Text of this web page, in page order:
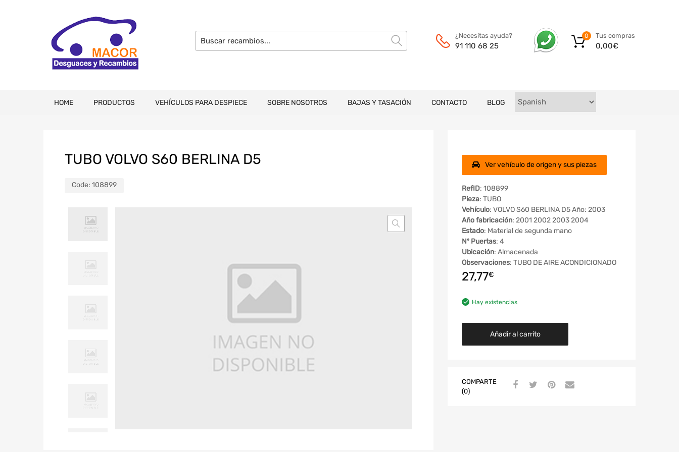
¿Necesitas ayuda?
91 110 68 25
Tus compras
0,00€
0
HOME PRODUCTOS VEHÍCULOS PARA DESPIECE SOBRE NOSOTROS BAJAS Y TASACIÓN CONTACTO BLOG
TUBO VOLVO S60 BERLINA D5
Code: 108899
Ver vehículo de origen y sus piezas
RefID: 108899
Pieza: TUBO
Vehículo: VOLVO S60 BERLINA D5 Año: 2003
Año fabricación: 2001 2002 2003 2004
Estado: Material de segunda mano
Nº Puertas: 4
Ubicación: Almacenada
Observaciones: TUBO DE AIRE ACONDICIONADO
27,77€
Hay existencias
Añadir al carrito
COMPARTE
(0)